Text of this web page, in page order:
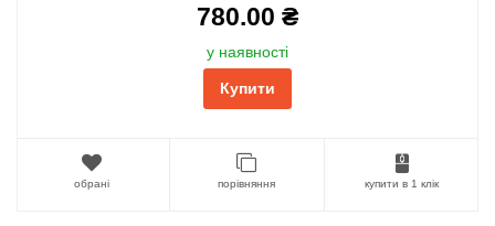
780.00 ₴
у наявності
Купити
обрані порівняння купити в 1 клік